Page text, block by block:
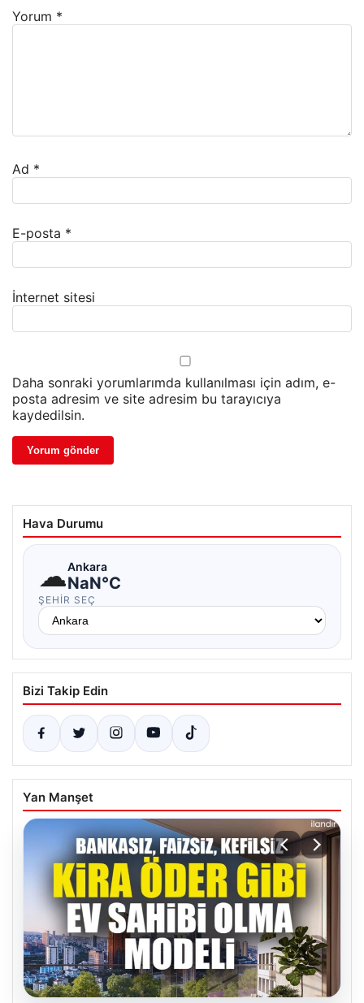
Yorum *
Ad *
E-posta *
İnternet sitesi
Daha sonraki yorumlarımda kullanılması için adım, e-
posta adresim ve site adresim bu tarayıcıya
kaydedilsin.
Hava Durumu
☁Ankara
NaN°C
ŞEHIR SEÇ
Bizi Takip Edin
Yan Manşet